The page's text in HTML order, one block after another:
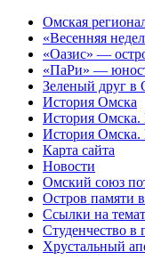
Омская
«Весенняя
«Оазис» —
«ПаРи» —
Зеленый друг в
История Омска
История Омска.
История
Карта сайта
Новости
Омский союз
Остров памяти
Ссылки на
Студенчество в
Хрустальный